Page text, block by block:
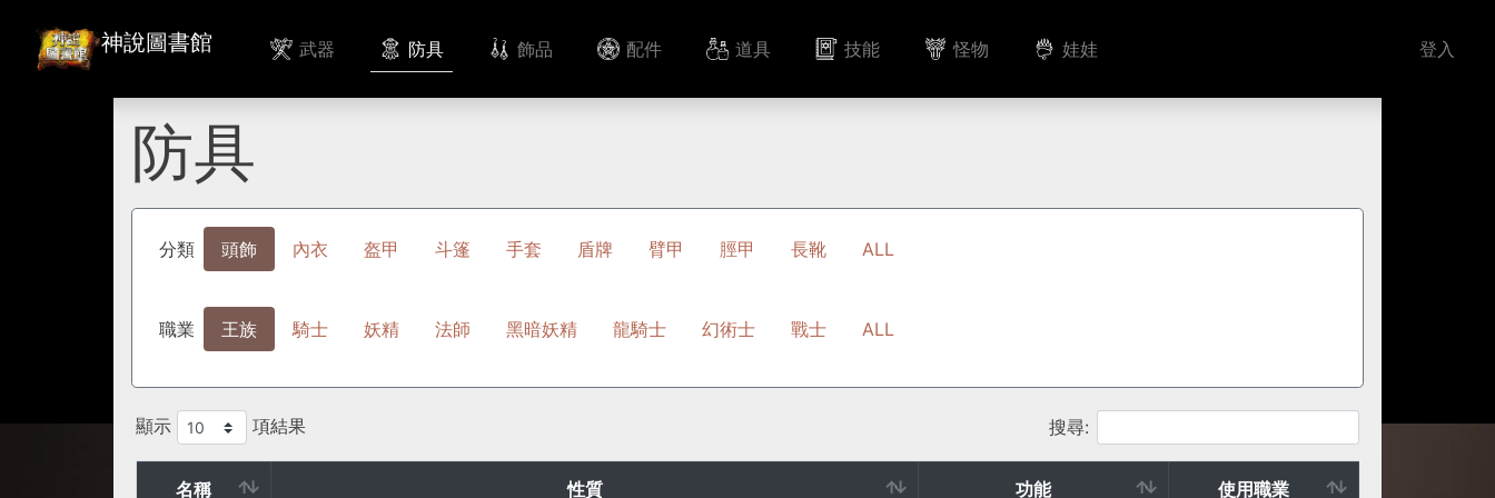
神說圖書館 武器 防具 飾品 配件 道具 技能 怪物 娃娃 登入
防具
分類 頭飾 內衣 盔甲 斗篷 手套 盾牌 臂甲 脛甲 長靴 ALL
職業 王族 騎士 妖精 法師 黑暗妖精 龍騎士 幻術士 戰士 ALL
顯示 項結果 搜尋:
名稱 性質 功能 使用職業